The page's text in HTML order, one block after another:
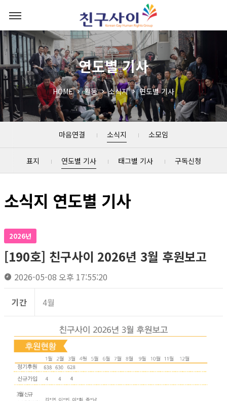
연도별 기사
HOME 활동 소식지 연도별 기사
마음연결 소식지 소모임
표지 연도별 기사 태그별 기사 구독신청
소식지 연도별 기사
2026년
[190호] 친구사이 2026년 3월 후원보고
2026-05-08 오후 17:55:20
기간 4월